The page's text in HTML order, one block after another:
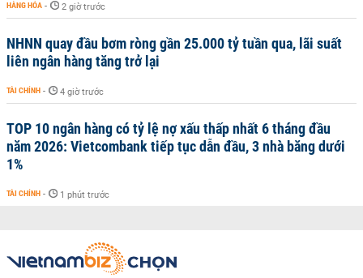
HÀNG HÓA - 2 giờ trước
NHNN quay đầu bơm ròng gần 25.000 tỷ tuần qua, lãi suất
liên ngân hàng tăng trở lại
TÀI CHÍNH - 4 giờ trước
TOP 10 ngân hàng có tỷ lệ nợ xấu thấp nhất 6 tháng đầu
năm 2026: Vietcombank tiếp tục dẫn đầu, 3 nhà băng dưới
1%
TÀI CHÍNH - 1 phút trước